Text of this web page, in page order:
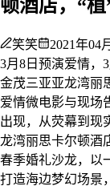
顿酒店，“植
笑笑 2021年04
3月8日预演爱情，
金茂三亚亚龙湾丽
爱情微电影与现场
出现，从荧幕到现
龙湾丽思卡尔顿酒
春季婚礼沙龙，以
打造海边梦幻场景